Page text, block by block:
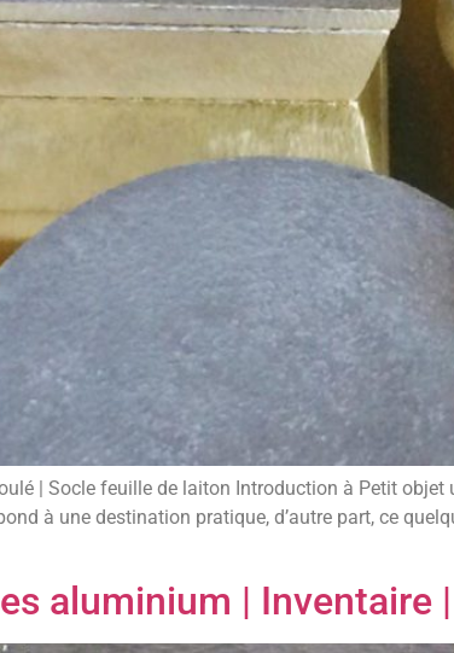
| Socle feuille de laiton Introduction à Petit
à une destination pratique, d’autre part, ce
aluminium | Inventaire